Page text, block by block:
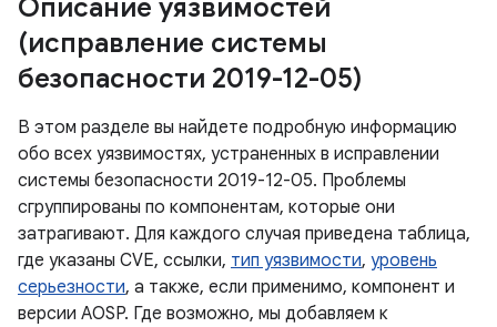
Описание уязвимостей
(исправление системы
безопасности 2019-12-05)
В этом разделе вы найдете подробную информацию
обо всех уязвимостях, устраненных в исправлении
системы безопасности 2019-12-05. Проблемы
сгруппированы по компонентам, которые они
затрагивают. Для каждого случая приведена таблица,
где указаны CVE, ссылки, тип уязвимости, уровень
серьезности, а также, если применимо, компонент и
версии AOSP. Где возможно, мы добавляем к